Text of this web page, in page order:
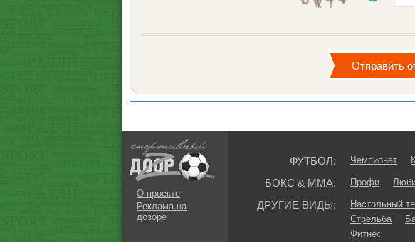
О проекте
Реклама на
дозоре
ФУТБОЛ: Чемпионат
БОКС & ММА: Профи
ДРУГИЕ ВИДЫ: Настольный
Стрельба
Фитнес